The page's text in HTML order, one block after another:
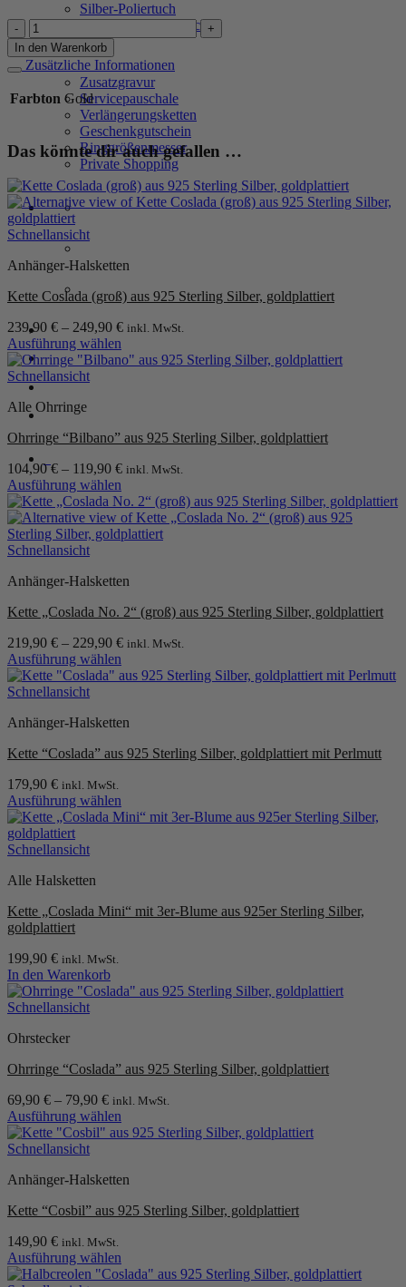
Silber-Poliertuch
Silber-Schmuckwäsche
SERVICE
Zusatzgravur
Servicepauschale
Verlängerungsketten
Geschenkgutschein
Ringgrößenmesser
Private Shopping
Anmelden / Registrieren
Warenkorb /
Ohrringe
"Cosbil"
aus
925
Sterling
Silber,
goldplattiert
Menge
In den Warenkorb
Zusätzliche Informationen
Farbton Gold
Das könnte dir auch gefallen …
Schnellansicht
Anhänger-Halsketten
Kette Coslada (groß) aus 925 Sterling Silber, goldplattiert
239,90 € – 249,90 € inkl. MwSt.
Ausführung wählen
Dieses
Produkt
weist
mehrere
auf.
Optionen
können
auf
der
Produktseite
gewählt
Schnellansicht
Alle Ohrringe
Ohrringe “Bilbano” aus 925 Sterling Silber, goldplattiert
104,90€ – 119,90 € inkl. MwSt.
Ausführung wählen
Dieses
Produkt
weist
mehrere
auf.
Optionen
auf
der
Produktseite
gewählt
Schnellansicht
Anhänger-Halsketten
Kette „Coslada No. 2“ (groß) aus 925 Sterling Silber, goldplattiert
219,90 € – 229,90 € inkl. MwSt.
Ausführung wählen
Dieses
Produkt
mehrere
auf.
Optionen
können
auf
der
Produktseite
werden
Schnellansicht
Anhänger-Halsketten
Kette “Coslada” aus 925 Sterling Silber, goldplattiert mit Perlmutt
179,90 € inkl. MwSt.
Ausführung wählen
Dieses
Produkt
weist
Varianten
Die
Optionen
auf
der
Produktseite
gewählt
Schnellansicht
Alle Halsketten
Kette „Coslada Mini“ mit 3er-Blume aus 925er Sterling Silber,
goldplattiert
199,90 € inkl. MwSt.
In den Warenkorb
Schnellansicht
Ohrstecker
Ohrringe “Coslada” aus 925 Sterling Silber, goldplattiert
69,90 € – 79,90 € inkl. MwSt.
Ausführung wählen
Dieses
Produkt
mehrere
auf.
Optionen
können
auf
Schnellansicht
Anhänger-Halsketten
Kette “Cosbil” aus 925 Sterling Silber, goldplattiert
149,90 € inkl. MwSt.
Ausführung wählen
Dieses